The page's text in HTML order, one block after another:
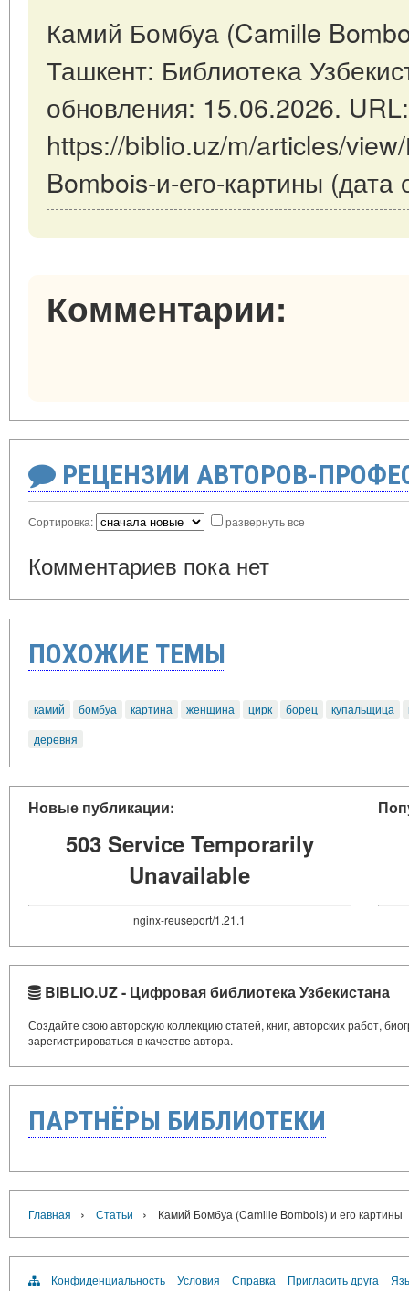
Камий Бомбуа (Camille
Ташкент: Библиотека
обновления: 15.06.2026. URL:
https://biblio.uz/m/articles/
Bombois-и-его-картины
Комментарии:
РЕЦЕНЗИИ АВТОРОВ-
Сортировка: развернуть все
Комментариев пока нет
ПОХОЖИЕ ТЕМЫ
камий бомбуа картина женщина цирк борец купальщица
деревня
Новые публикации:
503 Service Temporarily
Unavailable
nginx-reuseport/1.21.1
BIBLIO.UZ - Цифровая библиотека Узбекистана
Создайте свою авторскую коллекцию статей, книг, авторских работ,
зарегистрироваться в качестве автора.
ПАРТНЁРЫ БИБЛИОТЕКИ
Главная › Статьи › Камий Бомбуа (Camille Bombois) и его картины
Конфиденциальность Условия Справка Пригласить друга